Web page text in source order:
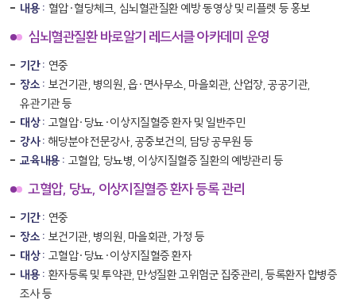
내용 : 혈압·혈당체크, 심뇌혈관질환 예방 동영상 및 리플렛 등 홍보
심뇌혈관질환 바로알기 레드서클 아카데미 운영
기간 : 연중
장소 : 보건기관, 병의원, 읍·면사무소, 마을회관, 산업장, 공공기관,
유관기관 등
대상 : 고혈압·당뇨·이상지질혈증 환자 및 일반주민
강사 : 해당분야 전문강사, 공중보건의, 담당 공무원 등
교육내용 : 고혈압, 당뇨병, 이상지질혈증 질환의 예방관리 등
고혈압, 당뇨, 이상지질혈증 환자 등록 관리
기간 : 연중
장소 : 보건기관, 병의원, 마을회관, 가정 등
대상 : 고혈압·당뇨·이상지질혈증 환자
내용 : 환자등록 및 투약관, 만성질환 고위험군 집중관리, 등록환자 합병증
조사 등